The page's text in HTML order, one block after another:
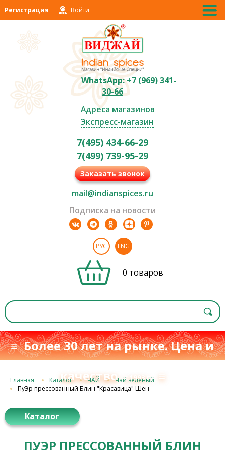
Регистрация Войти
WhatsApp: +7 (969) 341-
30-66
Адреса магазинов
Экспресс-магазин
7(495) 434-66-29
7(499) 739-95-29
Заказать звонок
mail@indianspices.ru
Подписка на новости
РУС ENG
0 товаров
≡ Более 30 лет на рынке. Цена и
качествос 1993 г.≡
Главная Каталог ЧАЙ
Чай зеленый
ПуЭр прессованный Блин "Красавица" Шен
Каталог
ПУЭР ПРЕССОВАННЫЙ БЛИН